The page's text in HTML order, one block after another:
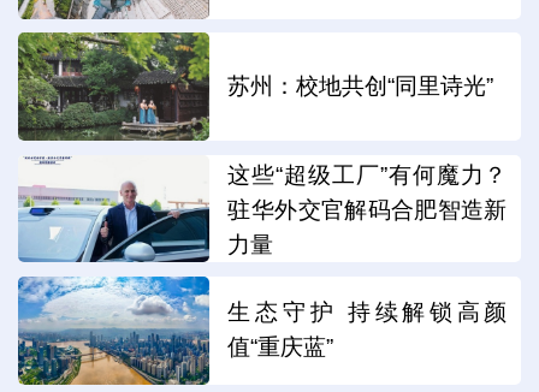
苏州：校地共创“同里诗光”
这些“超级工厂”有何魔力？
驻华外交官解码合肥智造新
力量
生态守护 持续解锁高颜
值“重庆蓝”